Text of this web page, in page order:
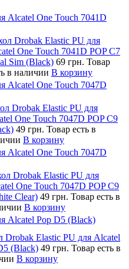
Alcatel One Touch 7041D
Drobak Elastic PU для
One Touch 7041D POP C7
Sim (Black) 69 грн. Товар
в наличии В корзину
Alcatel One Touch 7047D
Drobak Elastic PU для
One Touch 7047D POP C9
49 грн. Товар есть в
В корзину
Alcatel One Touch 7047D
Drobak Elastic PU для
One Touch 7047D POP C9
Clear) 49 грн. Товар есть в
В корзину
Alcatel Pop D5 (Black)
Drobak Elastic PU для Alcatel
(Black) 49 грн. Товар есть в
В корзину